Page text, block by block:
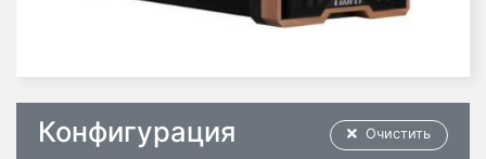
Очистить
Конфигурация